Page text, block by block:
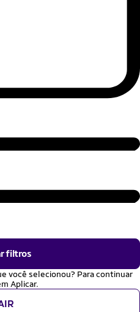
filtros
você selecionou? Para continuar
Aplicar.